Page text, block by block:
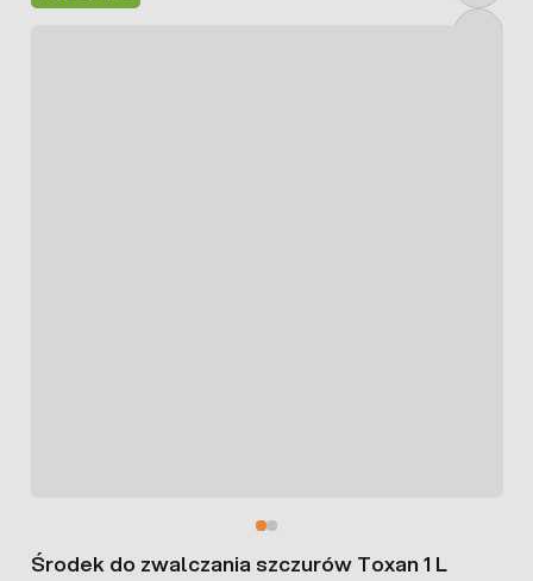
Środek do zwalczania szczurów Toxan 1 L